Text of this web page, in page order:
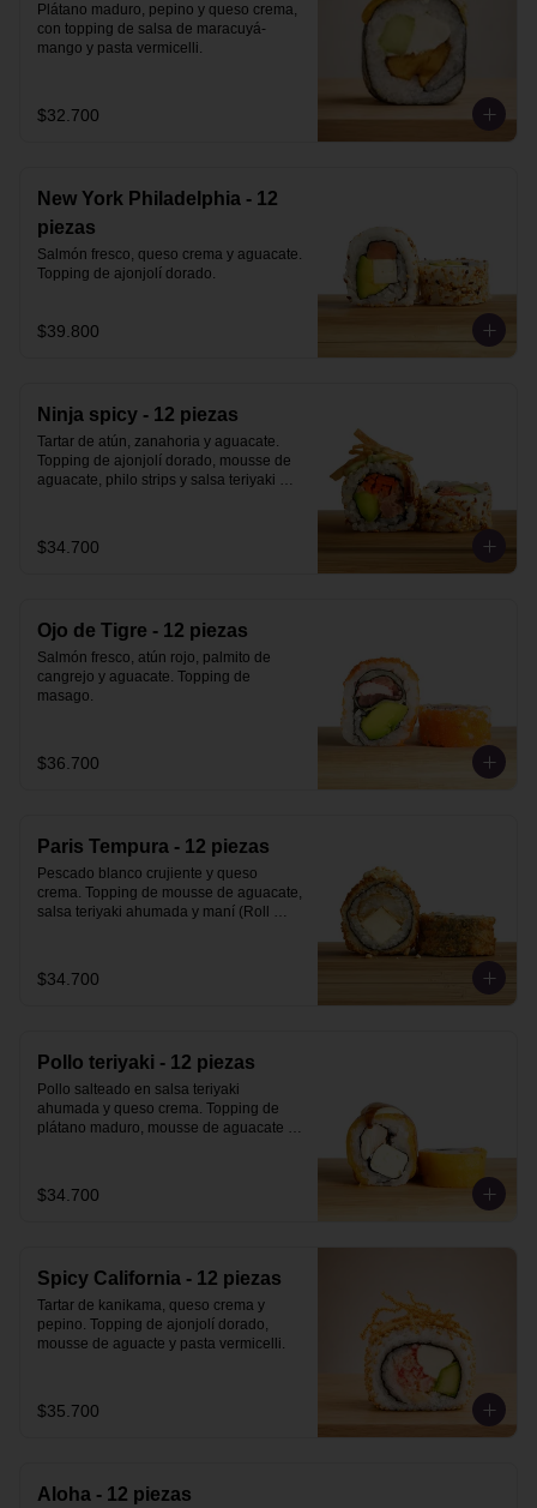
Plátano maduro, pepino y queso crema,
con topping de salsa de maracuyá-
mango y pasta vermicelli.
$32.700
New York Philadelphia - 12
piezas
Salmón fresco, queso crema y aguacate.
Topping de ajonjolí dorado.
$39.800
Ninja spicy - 12 piezas
Tartar de atún, zanahoria y aguacate.
Topping de ajonjolí dorado, mousse de
aguacate, philo strips y salsa teriyaki
$34.700
Ojo de Tigre - 12 piezas
Salmón fresco, atún rojo, palmito de
cangrejo y aguacate. Topping de
masago.
$36.700
Paris Tempura - 12 piezas
Pescado blanco crujiente y queso
crema. Topping de mousse de aguacate,
salsa teriyaki ahumada y maní (Roll
$34.700
Pollo teriyaki - 12 piezas
Pollo salteado en salsa teriyaki
ahumada y queso crema. Topping de
plátano maduro, mousse de aguacate y
$34.700
Spicy California - 12 piezas
Tartar de kanikama, queso crema y
pepino. Topping de ajonjolí dorado,
mousse de aguacte y pasta vermicelli.
$35.700
Aloha - 12 piezas